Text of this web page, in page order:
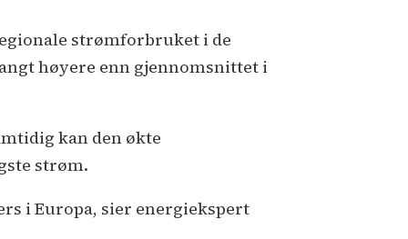
strømforbruket i de
høyere enn gjennomsnittet i
kan den økte
strøm.
i Europa, sier energiekspert